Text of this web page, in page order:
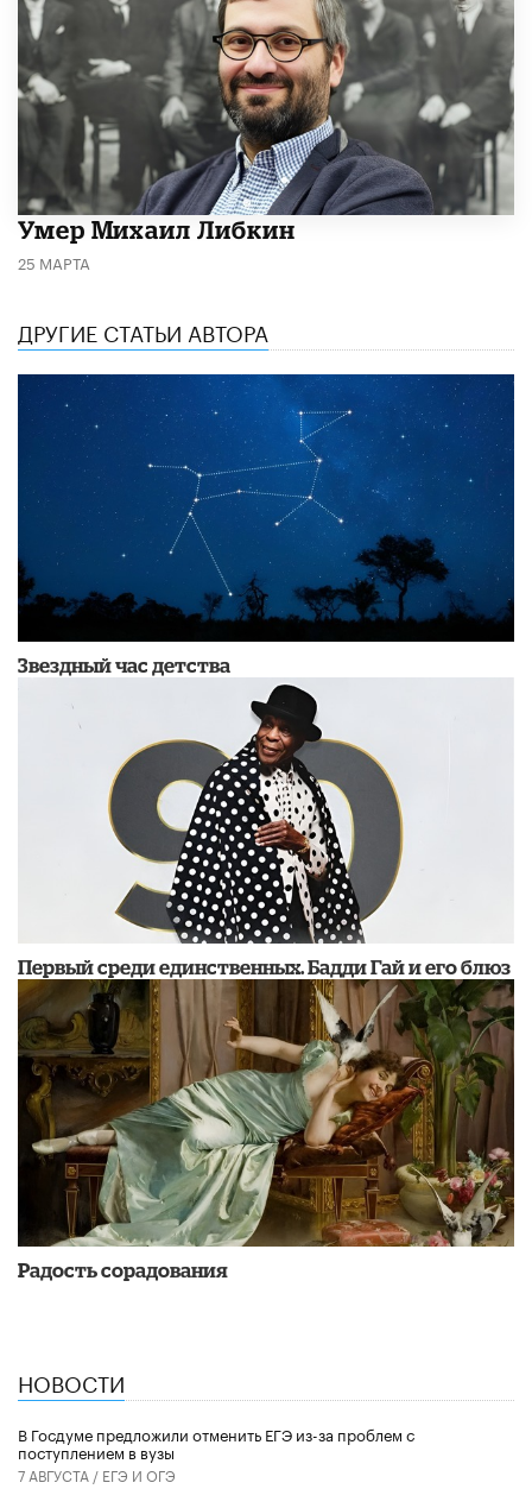
​Умер Михаил Либкин
25 МАРТА
ДРУГИЕ СТАТЬИ АВТОРА
Звездный час детства
Первый среди единственных. Бадди Гай и его блюз
Радость сорадования
НОВОСТИ
В Госдуме предложили отменить ЕГЭ из-за проблем с
поступлением в вузы
7 АВГУСТА / ЕГЭ И ОГЭ